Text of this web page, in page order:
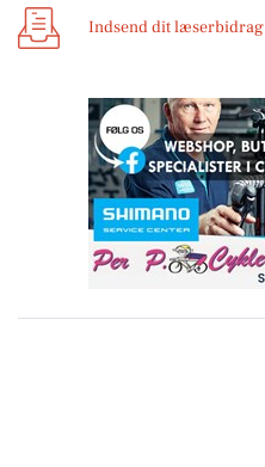
Indsend dit læserbidrag